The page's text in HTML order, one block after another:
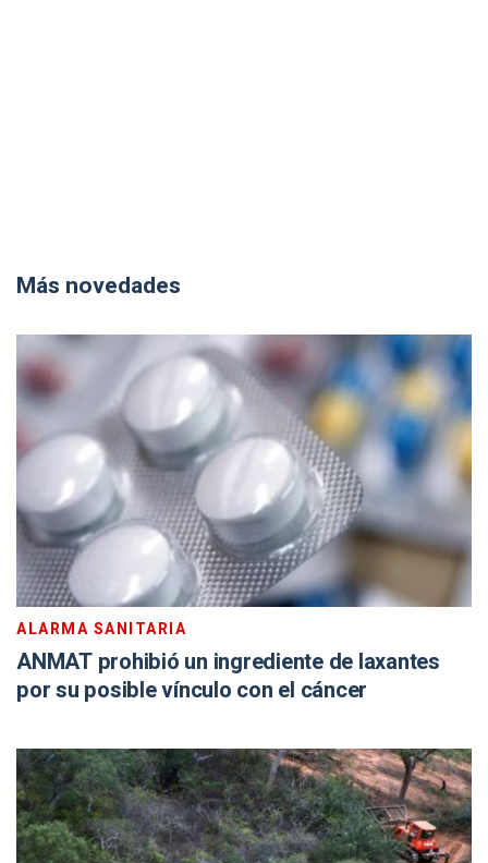
Más novedades
ALARMA SANITARIA
ANMAT prohibió un ingrediente de laxantes
por su posible vínculo con el cáncer